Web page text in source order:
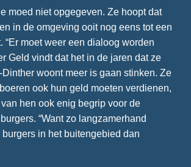
moed niet opgegeven. Ze hoopt dat
in de omgeving ooit nog eens tot een
“Er moet weer een dialoog worden
Geld vindt dat het in de jaren dat ze
woont meer is gaan stinken. Ze
ook hun geld moeten verdienen,
hen ook enig begrip voor de
“Want zo langzamerhand
in het buitengebied dan